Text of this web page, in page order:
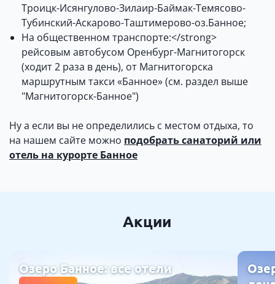
Троицк-Исянгулово-Зилаир-Баймак-Темясово-
Тубинский-Аскарово-Таштимерово-оз.Банное;
На общественном транспорте:</strong>
рейсовым автобусом Оренбург-Магнитогорск
(ходит 2 раза в день), от Магнитогорска
маршрутным такси «Банное» (см. раздел выше
"Магнитогорск-Банное")
Ну а если вы не определились с местом отдыха, то
на нашем сайте можно подобрать санаторий или
отель на курорте Банное
Акции
Озеро Банное: все отели